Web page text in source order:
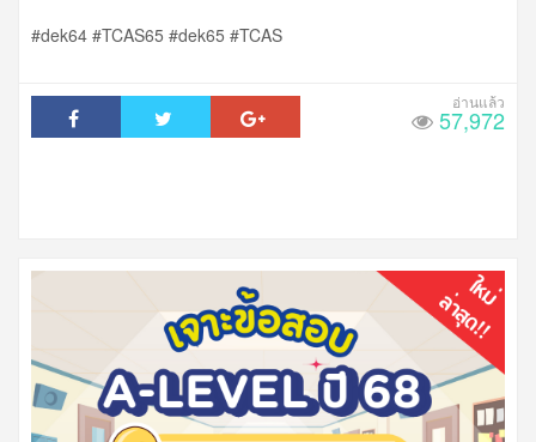
#dek64 #TCAS65 #dek65 #TCAS
57,972